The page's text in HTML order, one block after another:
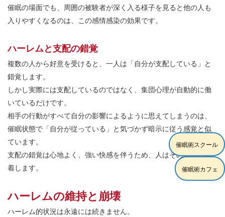
催眠の場面でも、周囲の被験者が深く入る様子を見ると他の人も
入りやすくなるのは、この感情感染の効果です。
ハーレムと支配の錯覚
複数の人から好意を受けると、一人は「自分が支配している」と
錯覚します。
しかし実際には支配しているのではなく、集団心理が自動的に働
いているだけです。
相手の行動がすべて自分の影響によるように思えてしまうのは、
催眠状態で「自分が従っている」と気づかず暗示に従う感覚と似
ています。
支配の錯覚は心地よく、強い快感を伴うため、人はその状態に執
着します。
ハーレムの維持と崩壊
ハーレム的状況は永遠には続きません。
催眠術スクール
催眠術カフェ